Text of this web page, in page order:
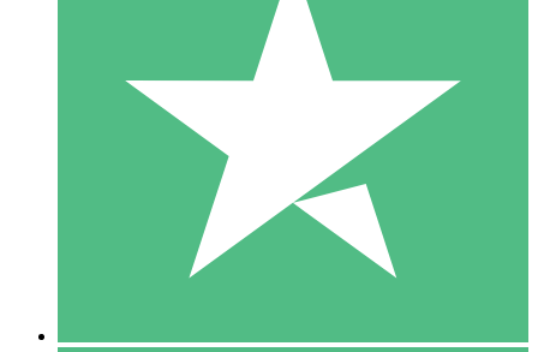
Paquetes de Créditos Individuales
Paga según el uso con créditos de descarga. Sin compromiso
10 00